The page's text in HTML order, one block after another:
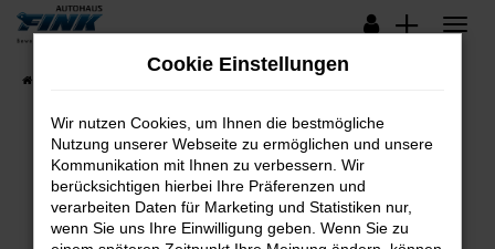
Zum
springen
Lagerfahrzeuge
Fehler: Network Error
Beim Laden ist ein Fehler aufgetreten.
Cookie Einstellungen
Wir nutzen Cookies, um Ihnen die bestmögliche
Nutzung unserer Webseite zu ermöglichen und unsere
Kommunikation mit Ihnen zu verbessern. Wir
berücksichtigen hierbei Ihre Präferenzen und
verarbeiten Daten für Marketing und Statistiken nur,
wenn Sie uns Ihre Einwilligung geben. Wenn Sie zu